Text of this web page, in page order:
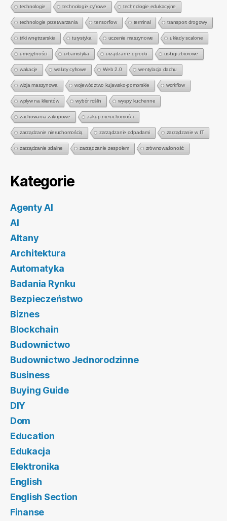
technologie technologie cyfrowe technologie edukacyjne
technologie przetwarzania tensorflow terminal transport drogowy
triki wnętrzarskie turystyka uczenie maszynowe układy scalone
umiejętności urbanistyka urządzanie ogrodu usługi zbiorowe
wakacje waluty cyfrowe Web 2.0 wentylacja dachu
wizja maszynowa województwo kujawsko-pomorskie workflow
wpływ na klientów wybór roślin wyspy kuchenne
zachowania zakupowe zakup nieruchomości
zarządzanie nieruchomością zarządzanie odpadami zarządzanie w IT
zarządzanie zdalne zarządzanie zespołem zrównoważoność
Kategorie
Agenty AI
AI
Altany
Architektura
Automatyka
Badania Rynku
Bezpieczeństwo
Biznes
Blockchain
Budownictwo
Budownictwo Jednorodzinne
Business
Buying Guide
DIY
Dom
Education
Edukacja
Elektronika
English
English Section
Finanse